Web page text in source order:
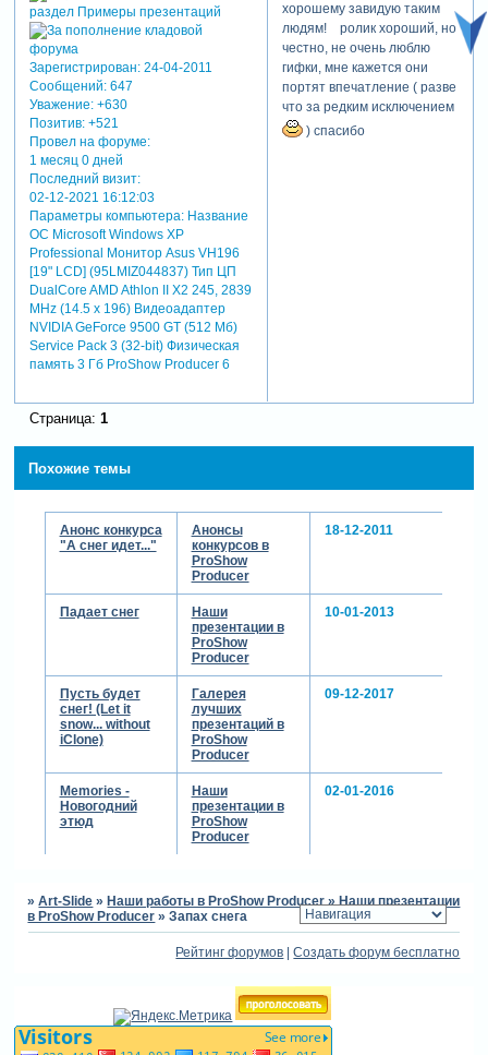
Зарегистрирован: 24-04-2011
Сообщений:647
Уважение: +630
Позитив: +521
Провел на форуме:
1 месяц 0 дней
Последний визит:
02-12-2021 16:12:03
Параметры компьютера:Название
ОС Microsoft Windows XP
Professional Монитор Asus VH196
[19" LCD] (95LMIZ044837) Тип ЦП
DualCore AMD Athlon II X2 245, 2839
MHz (14.5 x 196) Видеоадаптер
NVIDIA GeForce 9500 GT (512 Мб)
Service Pack 3 (32-bit) Физическая
память 3 Гб ProShow Producer 6
хорошему завидую таким
людям! ролик хороший, но
честно, не очень люблю
гифки, мне кажется они
портят впечатление ( разве
что за редким исключением
) спасибо
Страница: 1
Похожие темы
Анонс конкурса
"А снег идет..."
Анонсы
конкурсов в
ProShow
Producer
18-12-2011
Падает снег
Наши
презентации в
ProShow
Producer
10-01-2013
Пусть будет
снег! (Let it
snow... without
iClone)
Галерея
лучших
презентаций в
ProShow
Producer
09-12-2017
Memories -
Новогодний
этюд
Наши
презентации в
ProShow
Producer
02-01-2016
»Art-Slide »Наши работы в ProShow Producer »Наши презентации
в ProShow Producer »Запах снега
Рейтинг форумов |Создать форум бесплатно